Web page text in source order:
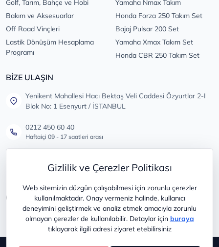
Gizlilik ve Çerezler Politikası
Web sitemizin düzgün çalışabilmesi için zorunlu çerezler
kullanılmaktadır. Onay vermeniz halinde, kullanıcı
deneyimini geliştirmek ve analiz etmek amacıyla zorunlu
olmayan çerezler de kullanılabilir. Detaylar için buraya
tıklayarak ilgili adresi ziyaret etebilirsiniz
Golf, Tarım, Bahçe ve Hobi
Bakım ve Aksesuarlar
Off Road Vinçleri
Lastik Dönüşüm Hesaplama
Programı
Yamaha Nmax Takım
Honda Forza 250 Takım Set
Bajaj Pulsar 200 Set
Yamaha Xmax Takım Set
Honda CBR 250 Takım Set
BİZE ULAŞIN
Yenikent Mahallesi Hacı Bektaş Veli Caddesi Özyurtlar 2-I
Blok No: 1 Esenyurt / İSTANBUL
0212 450 60 40
Haftaiçi 09 - 17 saatleri arası
Tüm öneri ve şikayetleriniz için